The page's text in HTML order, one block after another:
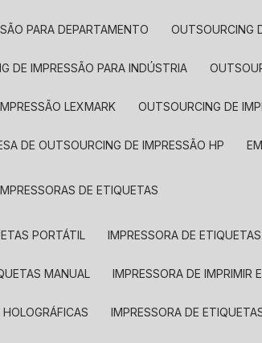
PARA DEPARTAMENTO
DE IMPRESSÃO PARA INDÚSTRIA
LEXMARK OUTSOURCING DE
DE OUTSOURCING DE IMPRESSÃO HP
IMPRESSORAS DE ETIQUETAS
PORTÁTIL IMPRESSORA DE
MANUAL IMPRESSORA DE IMPRIMIR
IMPRESSORA DE